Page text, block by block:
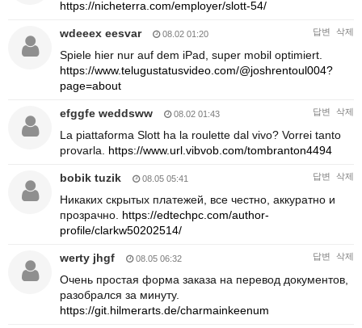
https://nicheterra.com/employer/slott-54/
wdeeex eesvar 08.02 01:20 답변 삭제
Spiele hier nur auf dem iPad, super mobil optimiert.
https://www.telugustatusvideo.com/@joshrentoul004?
page=about
efggfe weddsww 08.02 01:43 답변 삭제
La piattaforma Slott ha la roulette dal vivo? Vorrei tanto
provarla. https://www.url.vibvob.com/tombranton4494
bobik tuzik 08.05 05:41 답변 삭제
Никаких скрытых платежей, все честно, аккуратно и
прозрачно. https://edtechpc.com/author-
profile/clarkw50202514/
werty jhgf 08.05 06:32 답변 삭제
Очень простая форма заказа на перевод документов,
разобрался за минуту.
https://git.hilmerarts.de/charmainkeenum